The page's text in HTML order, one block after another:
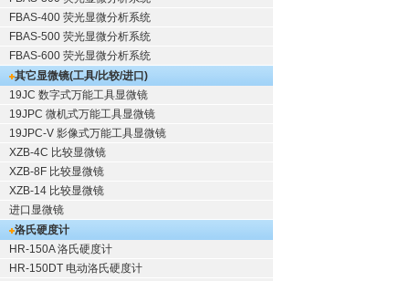
FBAS-400 荧光显微分析系统
FBAS-500 荧光显微分析系统
FBAS-600 荧光显微分析系统
其它显微镜(工具/比较/进口)
19JC 数字式万能工具显微镜
19JPC 微机式万能工具显微镜
19JPC-V 影像式万能工具显微镜
XZB-4C 比较显微镜
XZB-8F 比较显微镜
XZB-14 比较显微镜
进口显微镜
洛氏硬度计
HR-150A 洛氏硬度计
HR-150DT 电动洛氏硬度计